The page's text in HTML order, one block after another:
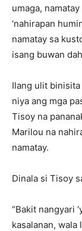
umaga,
‘nahirapan
namatay sa
isang buwan
Ilang ulit
niya ang mga
Tisoy na
Marilou na
namatay.
Dinala si Tisoy
“Bakit nangyari
kasalanan,